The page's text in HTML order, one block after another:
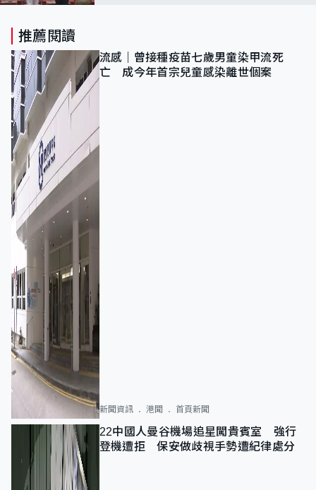
推薦閱讀
流感｜曾接種疫苗七歲男童染甲流死
亡 成今年首宗兒童感染離世個案
新聞資訊 港聞 首頁新聞
22中國人曼谷機場追星闖貴賓室 強行
登機遭拒 保安做歧視手勢遭紀律處分